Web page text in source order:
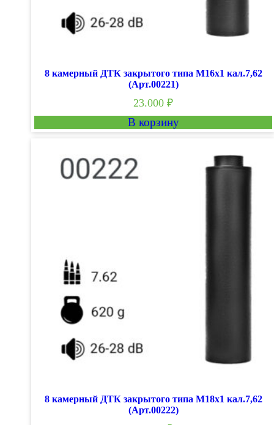
8 камерный ДТК закрытого типа М16х1 кал.7,62
(Арт.00221)
23.000₽
В корзину
8 камерный ДТК закрытого типа М18х1 кал.7,62
(Арт.00222)